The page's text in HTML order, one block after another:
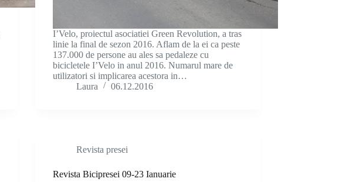
I’Velo, proiectul asociatiei Green Revolution, a tras
linie la final de sezon 2016. Aflam de la ei ca peste
137.000 de persone au ales sa pedaleze cu
bicicletele I’Velo in anul 2016. Numarul mare de
utilizatori si implicarea acestora in…
Laura
06.12.2016
Revista presei
Revista Bicipresei 09-23 Ianuarie